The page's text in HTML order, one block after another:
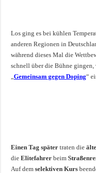
Los ging es bei kühlen
anderen Regionen in
während dieses Mal die
schnell über die Bühne gingen,
„Gemeinsam gegen Doping“
Einen Tag später traten die
dieElitefahrer beim
Auf demselektiven Kurs